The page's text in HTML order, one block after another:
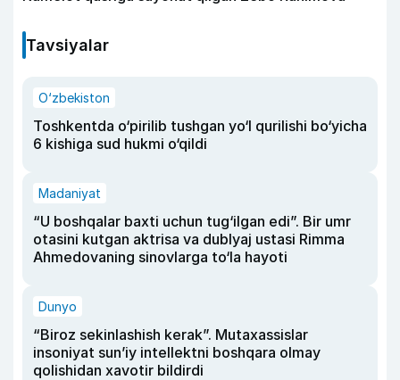
Tavsiyalar
O‘zbekiston
Toshkentda o‘pirilib tushgan yo‘l qurilishi bo‘yicha
6 kishiga sud hukmi o‘qildi
Madaniyat
“U boshqalar baxti uchun tug‘ilgan edi”. Bir umr
otasini kutgan aktrisa va dublyaj ustasi Rimma
Ahmedovaning sinovlarga to‘la hayoti
Dunyo
“Biroz sekinlashish kerak”. Mutaxassislar
insoniyat sun’iy intellektni boshqara olmay
qolishidan xavotir bildirdi